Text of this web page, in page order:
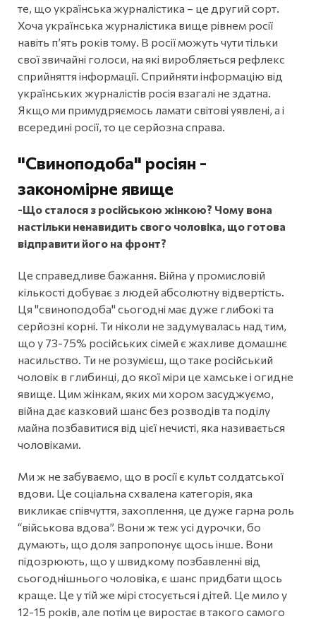
те, що українська журналістика – це другий сорт.
Хоча українська журналістика вище рівнем росії
навіть п’ять років тому. В росії можуть чути тільки
свої звичайні голоси, на які виробляється рефлекс
сприйняття інформації. Сприйняти інформацію від
українських журналістів росія взагалі не здатна.
Якщо ми примудряємось ламати світові уявлені, а і
всередині росії, то це серйозна справа.
"Свиноподоба" росіян -
закономірне явище
-Що сталося з російською жінкою? Чому вона
настільки ненавидить свого чоловіка, що готова
відправити його на фронт?
Це справедливе бажання. Війна у промисловій
кількості добуває з людей абсолютну відвертість.
Ця "свиноподоба" сьогодні має дуже глибокі та
серйозні корні. Ти ніколи не задумувалась над тим,
що у 73-75% російських сімей є жахливе домашнє
насильство. Ти не розумієш, що таке російський
чоловік в глибинці, до якої міри це хамське і огидне
явище. Цим жінкам, яких ми хором засуджуємо,
війна дає казковий шанс без розводів та поділу
майна позбавитися від цієї нечисті, яка називається
чоловіками.
Ми ж не забуваємо, що в росії є культ солдатської
вдови. Це соціальна схвалена категорія, яка
викликає співчуття, захоплення, це дуже гарна роль
“військова вдова”. Вони ж теж усі дурочки, бо
думають, що доля запропонує щось інше. Вони
підозрюють, що у швидкому позбавленні від
сьогоднішнього чоловіка, є шанс придбати щось
краще. Це у тій же мірі стосується і дітей. Це мило у
12-15 років, але потім це виростає в такого самого